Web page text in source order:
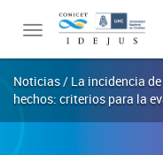
Toggle
Noticias / La incidencia
hechos: criterios para la